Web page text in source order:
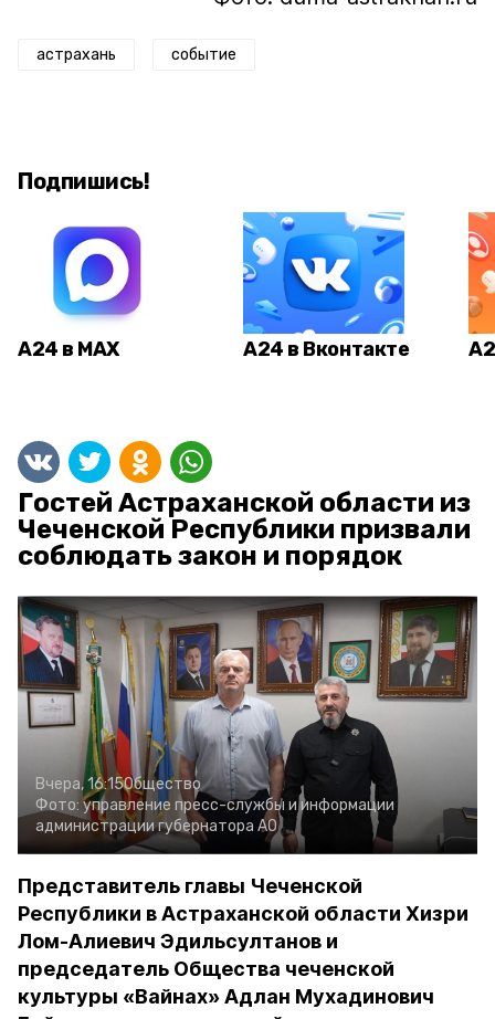
астрахань событие
Подпишись!
А24 в MAX А24 в Вконтакте
Гостей Астраханской области из
Чеченской Республики призвали
соблюдать закон и порядок
Вчера, 16:15Общество
Фото: управление пресс-службы и информации
администрации губернатора АО
Представитель главы Чеченской
Республики в Астраханской области Хизри
Лом-Алиевич Эдильсултанов и
председатель Общества чеченской
культуры «Вайнах» Адлан Мухадинович